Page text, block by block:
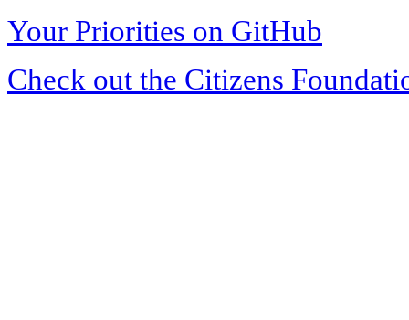
Your Priorities on GitHub
Check out the Citizens